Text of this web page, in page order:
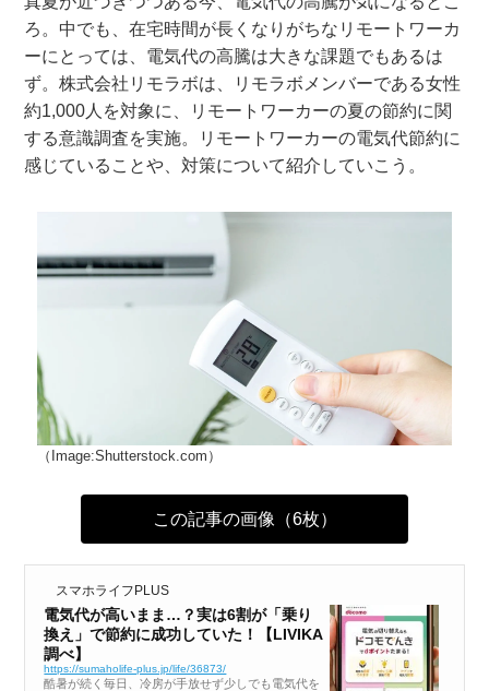
ろ。中でも、在宅時間が長くなりがちなリモートワーカ
ーにとっては、電気代の高騰は大きな課題でもあるは
ず。株式会社リモラボは、リモラボメンバーである女性
約1,000人を対象に、リモートワーカーの夏の節約に関
する意識調査を実施。リモートワーカーの電気代節約に
感じていることや、対策について紹介していこう。
（Image:Shutterstock.com）
この記事の画像（6枚）
スマホライフPLUS
電気代が高いまま…？実は6割が「乗り
換え」で節約に成功していた！【LIVIKA
調べ】
https://sumaholife-plus.jp/life/36873/
酷暑が続く毎日、冷房が手放せず少しでも電気代を